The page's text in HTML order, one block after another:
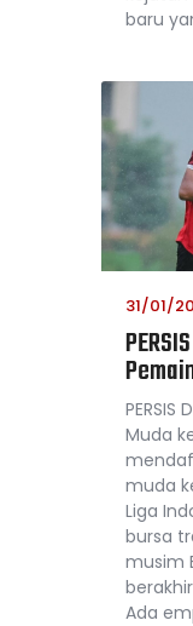
baru
31/01/
Muda ke
muda
Liga
bursa
musim
Ada